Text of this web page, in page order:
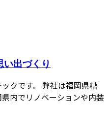
出づくり
クです。 弊社は福岡県糟
内でリノベーションや内装